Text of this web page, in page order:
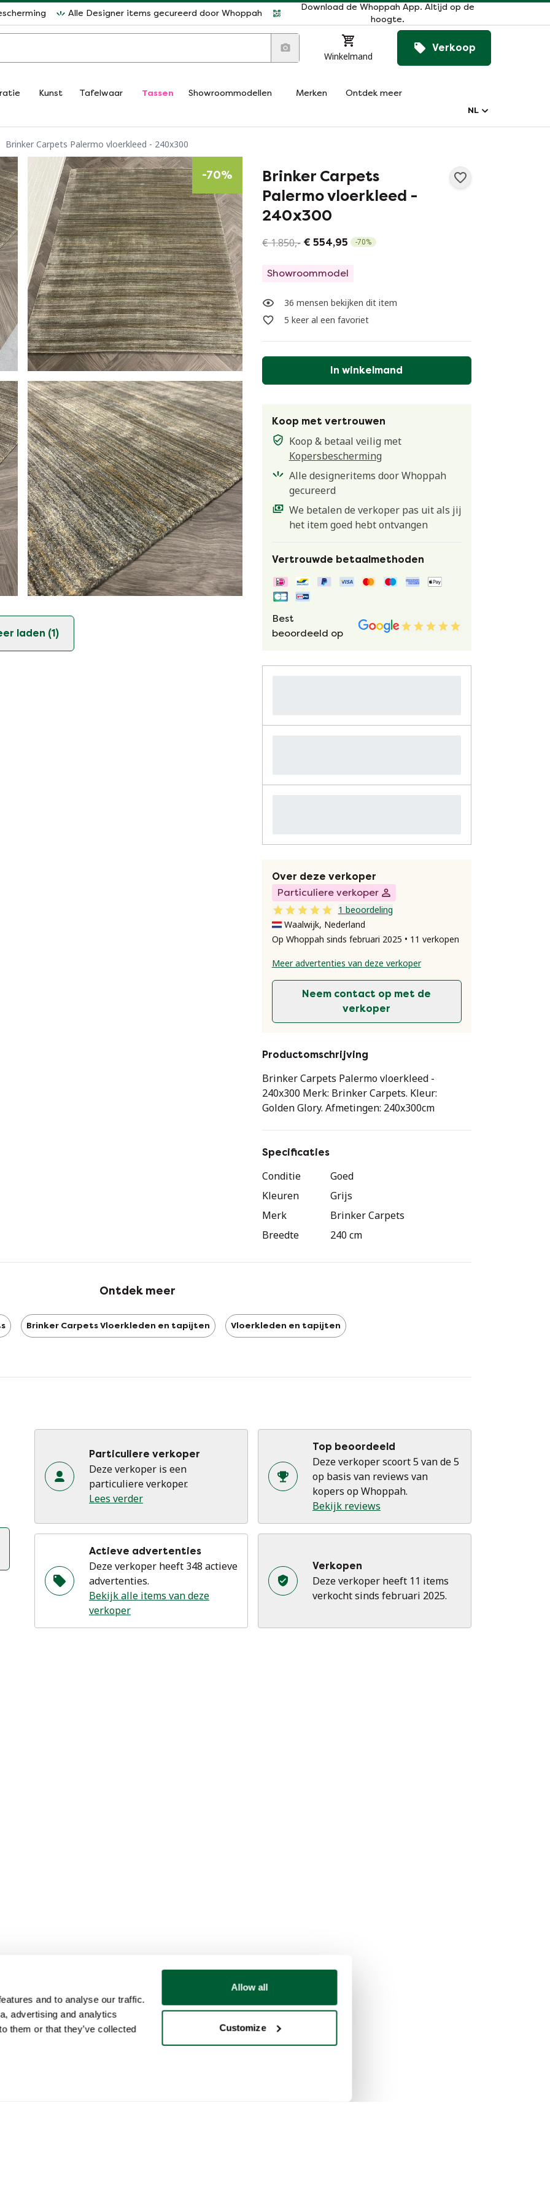
and to analyse our traffic.
advertising and analytics
them or that they’ve collected
Allow all
Customize
Alle Designer items gecureerd door Whoppah
Download de Whoppah App. Altijd op de
hoogte.
Winkelmand
Verkoop
Kunst Tafelwaar Tassen Showroommodellen Merken
Ontdek meer
NL
Brinker Carpets Palermo vloerkleed - 240x300
-70%
laden (1)
Brinker Carpets
Palermo vloerkleed -
240x300
€ 1.850,- € 554,95 -70%
Showroommodel
36 mensen bekijken dit item
5 keer al een favoriet
In winkelmand
Koop met vertrouwen
Koop & betaal veilig met
Kopersbescherming
Alle designeritems door Whoppah
gecureerd
We betalen de verkoper pas uit als jij
het item goed hebt ontvangen
Vertrouwde betaalmethoden
Best
beoordeeld op
Over deze verkoper
Particuliere verkoper
1 beoordeling
Waalwijk, Nederland
Op Whoppah sinds februari 2025 • 11 verkopen
Meer advertenties van deze verkoper
Neem contact op met de
verkoper
Productomschrijving
Brinker Carpets Palermo vloerkleed -
240x300 Merk: Brinker Carpets. Kleur:
Golden Glory. Afmetingen: 240x300cm
Specificaties
Conditie
Goed
Kleuren
Grijs
Merk
Brinker Carpets
Breedte
240 cm
Ontdek meer
Brinker Carpets Vloerkleden en tapijten Vloerkleden en tapijten
Particuliere verkoper
Deze verkoper is een
particuliere verkoper.
Lees verder
Top beoordeeld
Deze verkoper scoort 5 van de 5
op basis van reviews van
kopers op Whoppah.
Bekijk reviews
Actieve advertenties
Deze verkoper heeft 348 actieve
advertenties.
Bekijk alle items van deze
verkoper
Verkopen
Deze verkoper heeft 11 items
verkocht sinds februari 2025.